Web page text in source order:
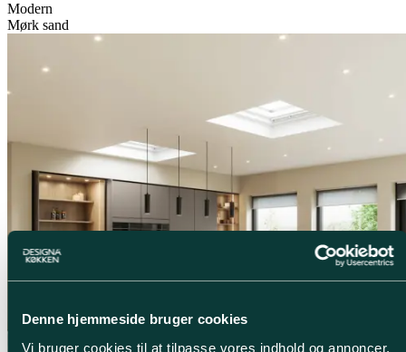
Denne hjemmeside bruger cookies
Vi bruger cookies til at tilpasse vores indhold og annoncer,
Modern
Mørk sand